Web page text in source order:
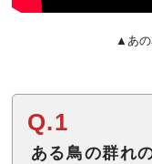
▲あの
Q.1
ある鳥の群れ